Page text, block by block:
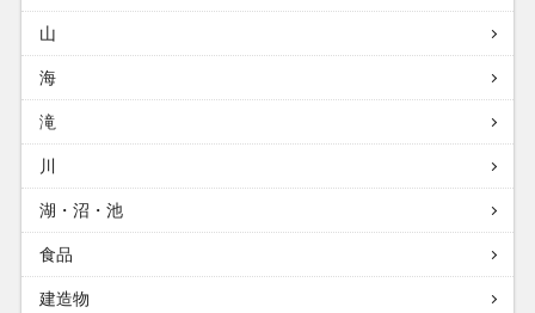
山
海
滝
川
湖・沼・池
食品
建造物